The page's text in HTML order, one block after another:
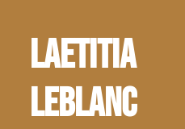
Laetitia
Leblanc